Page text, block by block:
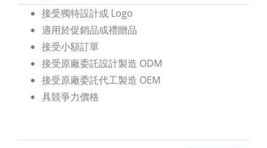
接受獨特設計或 Logo
適用於促銷品或禮贈品
接受小額訂單
接受原廠委託設計製造 ODM
接受原廠委託代工製造 OEM
具競爭力價格